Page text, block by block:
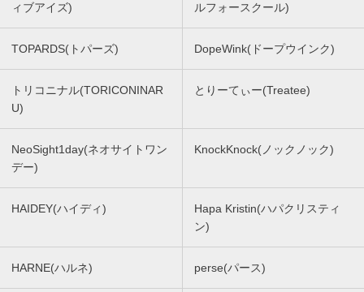
ィブアイズ)
ルフォースクール)
TOPARDS(トパーズ) DopeWink(ドープウインク)
トリコニナル(TORICONINAR
U)
とりーてぃー(Treatee)
NeoSight1day(ネオサイトワン
デー)
KnockKnock(ノックノック)
HAIDEY(ハイディ)
Hapa Kristin(ハパクリスティ
ン)
HARNE(ハルネ) perse(パース)